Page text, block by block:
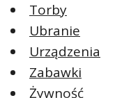
Torby
Ubranie
Urządzenia
Zabawki
Żywność